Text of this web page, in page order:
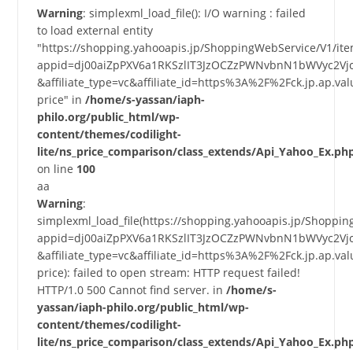
Warning: simplexml_load_file(): I/O warning : failed
to load external entity
"https://shopping.yahooapis.jp/ShoppingWebService/V1/
price" in /home/s-yassan/iaph-
philo.org/public_html/wp-
content/themes/codilight-
lite/ns_price_comparison/class_extends/
on line 100
aa
Warning:
simplexml_load_file(https://shopping.yahooapis.jp/
price): failed to open stream: HTTP request failed!
HTTP/1.0 500 Cannot find server. in /home/s-
yassan/iaph-philo.org/public_html/wp-
content/themes/codilight-
lite/ns_price_comparison/class_extends/